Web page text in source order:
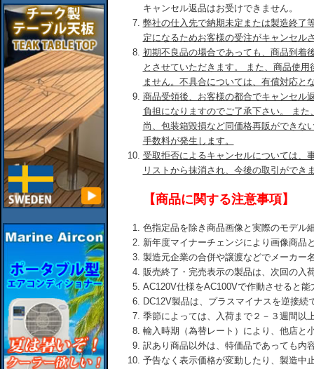
キャンセル返品はお受けできません。
弊社の仕入先で納期未定または製造終了
定になるためお客様の受注がキャンセル
初期不良品の場合であっても、商品到着
とさせていただきます。 また、商品使
ません。不具合については、有償対応と
商品受領後、お客様の都合でキャンセル
負担になりますのでご了承下さい。 ま
尚、包装箱毀損など同価格再販ができな
手数料が発生します。
受取拒否によるキャンセルについては、
リストから抹消され、今後の取引ができ
【商品に関する注意事項】
色指定品を除き商品画像と実際のモデル
新年度マイナーチェンジにより画像商品
製造元企業の合併や譲渡などでメーカー
販売終了・完売表示の製品は、次回の入
AC120V仕様をAC100Vで作動させると
DC12V製品は、プラスマイナスを逆接
季節によっては、入荷まで２－３週間以
輸入時期（為替レート）により、他店と
訳あり商品以外は、特価品であっても内
予告なく表示価格が変動したり、製造中